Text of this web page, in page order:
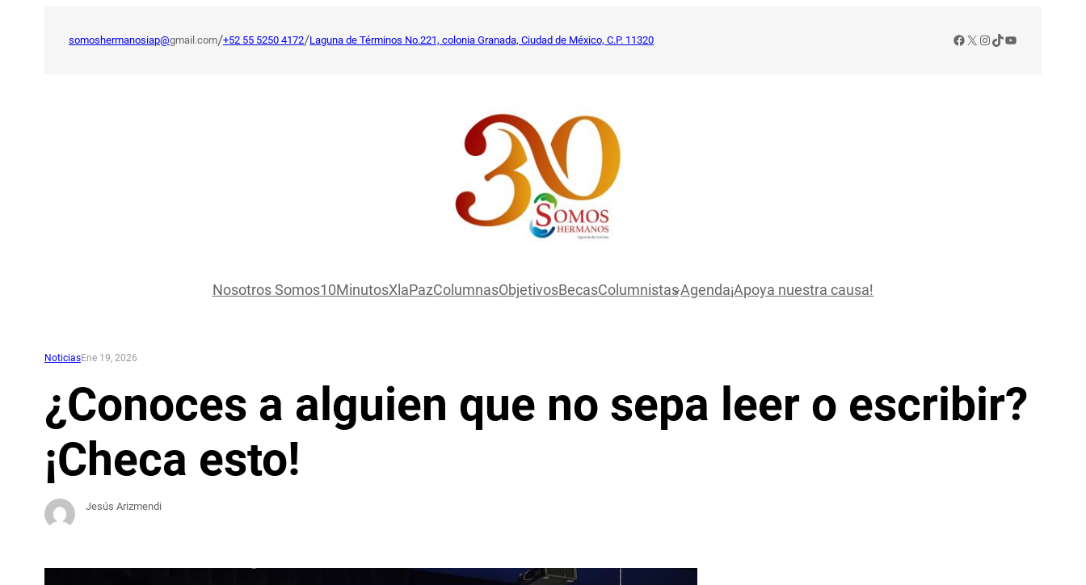
somoshermanosiap@gmail.com/+52 55 5250 4172/Laguna de Términos No.221, colonia Granada, Ciudad de México, C.P. 11320 Facebook
X Instagram
TikTok
YouTube
Nosotros Somos10MinutosXlaPazColumnasObjetivosBecasColumnistasAgenda¡Apoya nuestra causa!
NoticiasEne 19, 2026
¿Conoces a alguien que no sepa leer o escribir?
¡Checa esto!
Jesús Arizmendi